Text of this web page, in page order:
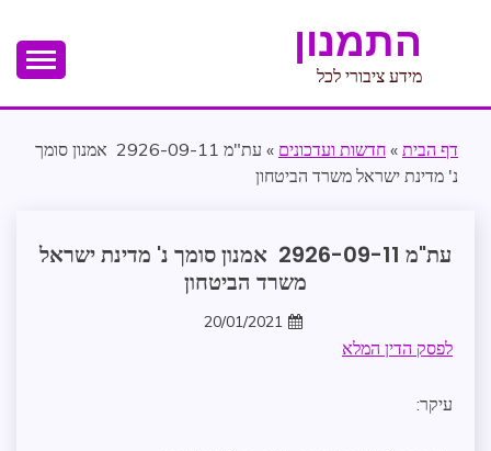
התמנון
מידע ציבורי לכל
דף הבית » חדשות ועדכונים »
עת"מ 2926-09-11‏ ‏ אמנון סומך
נ' מדינת ישראל משרד הביטחון
ספריית
התמנון
עת"מ 2926-09-11‏ ‏ אמנון סומך נ' מדינת ישראל
משרד הביטחון
20/01/2021
לפסק הדין המלא
עיקר: